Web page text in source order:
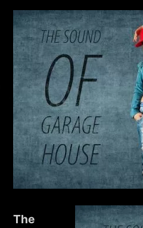
The